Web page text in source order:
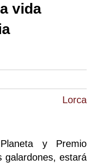
Lorca
vida
y Premio
galardones, estará